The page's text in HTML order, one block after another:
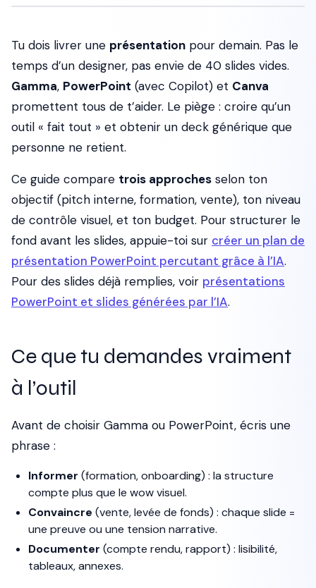
Tu dois livrer une présentation pour demain. Pas le
temps d’un designer, pas envie de 40 slides vides.
Gamma, PowerPoint (avec Copilot) et Canva
promettent tous de t’aider. Le piège : croire qu’un
outil « fait tout » et obtenir un deck générique que
personne ne retient.
Ce guide compare trois approches selon ton
objectif (pitch interne, formation, vente), ton niveau
de contrôle visuel, et ton budget. Pour structurer le
fond avant les slides, appuie-toi sur créer un plan de
présentation PowerPoint percutant grâce à l’IA.
Pour des slides déjà remplies, voir présentations
PowerPoint et slides générées par l’IA.
Ce que tu demandes vraiment
à l’outil
Avant de choisir Gamma ou PowerPoint, écris une
phrase :
Informer (formation, onboarding) : la structure
compte plus que le wow visuel.
Convaincre (vente, levée de fonds) : chaque slide =
une preuve ou une tension narrative.
Documenter (compte rendu, rapport) : lisibilité,
tableaux, annexes.